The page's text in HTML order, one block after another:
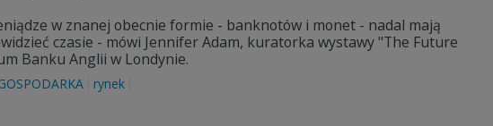
w znanej obecnie formie - banknotów i monet - nadal mają
czasie - mówi Jennifer Adam, kuratorka wystawy "The Future
Banku Anglii w Londynie.
rynek